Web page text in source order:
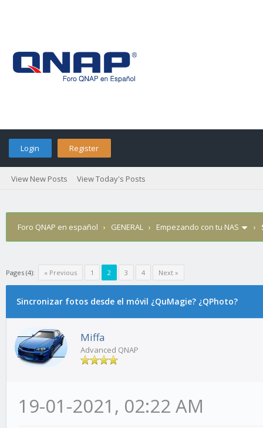
Login Register
View New Posts View Today's Posts
Foro QNAP en español › GENERAL › Empezando con tu NAS ›
Pages (4): « Previous 1 2 3 4 Next »
Sincronizar fotos desde el móvil ¿QuMagie? ¿QPhoto?
Miffa
Advanced QNAP
19-01-2021, 02:22 AM